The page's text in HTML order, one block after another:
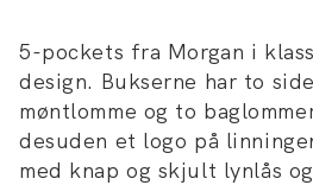
5-pockets fra Morgan i
design. Bukserne har to
møntlomme og to
desuden et logo på
med knap og skjult lynlås